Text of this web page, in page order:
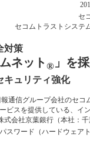
セ
セコムトラストシステ
対策
ネット® 」を
キュリティ強化
通信グループ会社のセコ
ビスを提供している、イ
式会社京葉銀行（本社：
スワード（ハードウェア